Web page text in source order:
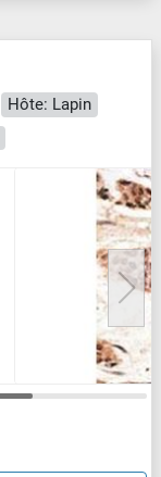
Hôte: Lapin